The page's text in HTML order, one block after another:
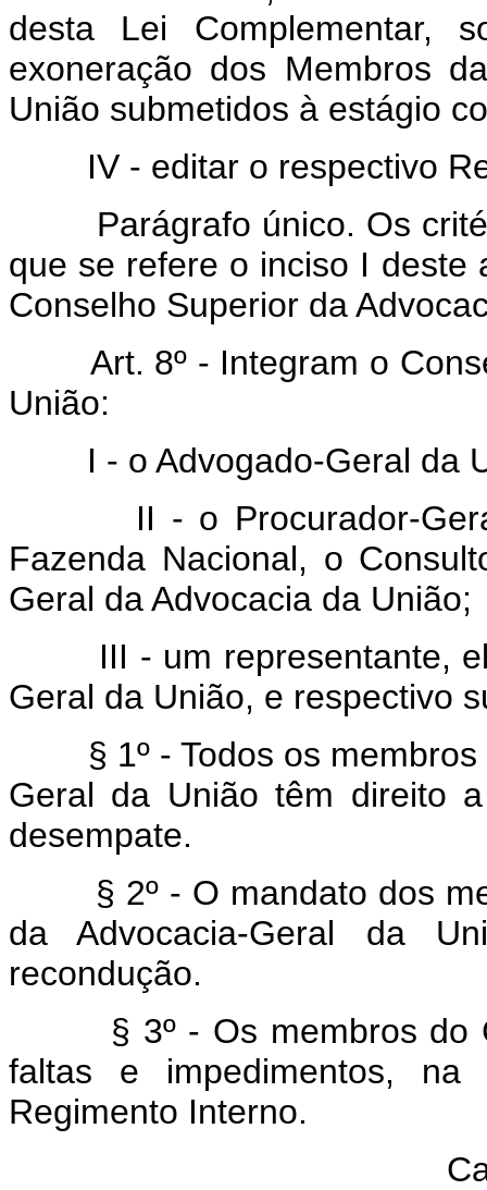
desta Lei Complementar,
exoneração dos Membros
União submetidos à estágio
IV - editar o respectivo
Parágrafo único. Os
que se refere o inciso I deste
Conselho Superior da
Art. 8º - Integram o
União:
I - o Advogado-Geral da
II - o Procurador-
Fazenda Nacional, o
Geral da Advocacia da União;
III - um representante,
Geral da União, e respectivo
§ 1º - Todos os
Geral da União têm direito
desempate.
§ 2º - O mandato dos
da Advocacia-Geral da
recondução.
§ 3º - Os membros do
faltas e impedimentos, na
Regimento Interno.